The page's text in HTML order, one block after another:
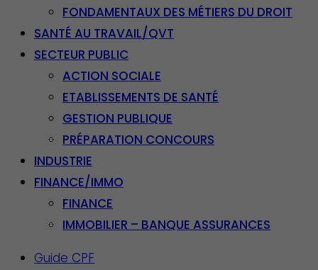
FONDAMENTAUX DES MÉTIERS DU DROIT
SANTÉ AU TRAVAIL/QVT
SECTEUR PUBLIC
ACTION SOCIALE
ETABLISSEMENTS DE SANTÉ
GESTION PUBLIQUE
PRÉPARATION CONCOURS
INDUSTRIE
FINANCE/IMMO
FINANCE
IMMOBILIER – BANQUE ASSURANCES
Guide CPF